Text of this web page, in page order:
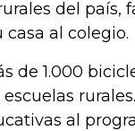
del país,
al colegio.
1.000
al